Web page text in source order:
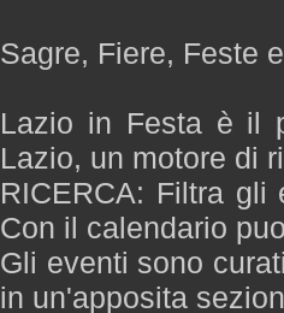
Sagre, Fiere, Feste
Lazio in Festa è il
Lazio, un motore di
RICERCA: Filtra
Con il calendario
Gli eventi sono
in un'apposita